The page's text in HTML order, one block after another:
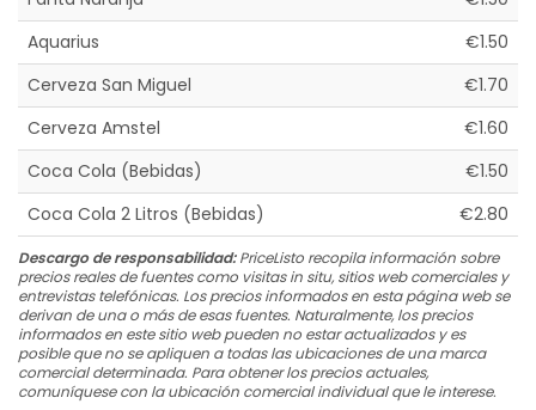
Aquarius
€1.50
Cerveza San Miguel
€1.70
Cerveza Amstel
€1.60
Coca Cola (Bebidas)
€1.50
Coca Cola 2 Litros (Bebidas)
€2.80
Descargo de responsabilidad:PriceListo recopila información sobre
precios reales de fuentes como visitas in situ, sitios web comerciales y
entrevistas telefónicas. Los precios informados en esta página web se
derivan de una o más de esas fuentes. Naturalmente, los precios
informados en este sitio web pueden no estar actualizados y es
posible que no se apliquen a todas las ubicaciones de una marca
comercial determinada. Para obtener los precios actuales,
comuníquese con la ubicación comercial individual que le interese.